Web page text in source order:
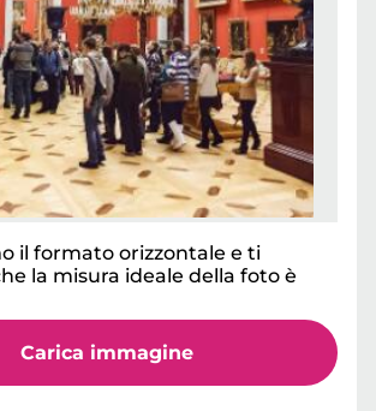
il formato orizzontale e ti
la misura ideale della foto è
Carica immagine